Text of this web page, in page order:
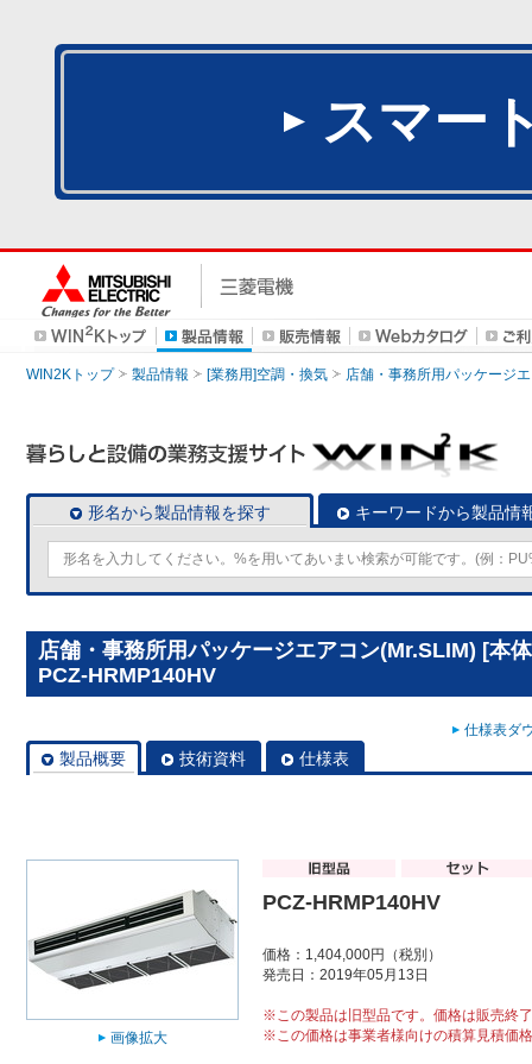
スマー
WIN2Kトップ 製品情報 [業務用]空調・換気 店舗・事務所用パッケージ
形名から製品情報を探す キーワードから製品情
店舗・事務所用パッケージエアコン(Mr.SLIM) [本
PCZ-HRMP140HV
仕様表ダ
製品概要 技術資料 仕様表
画像拡大
PCZ-HRMP140HV
価格：1,404,000円（税別）
発売日：2019年05月13日
※この製品は旧型品です。価格は販売終
※この価格は事業者様向けの積算見積価